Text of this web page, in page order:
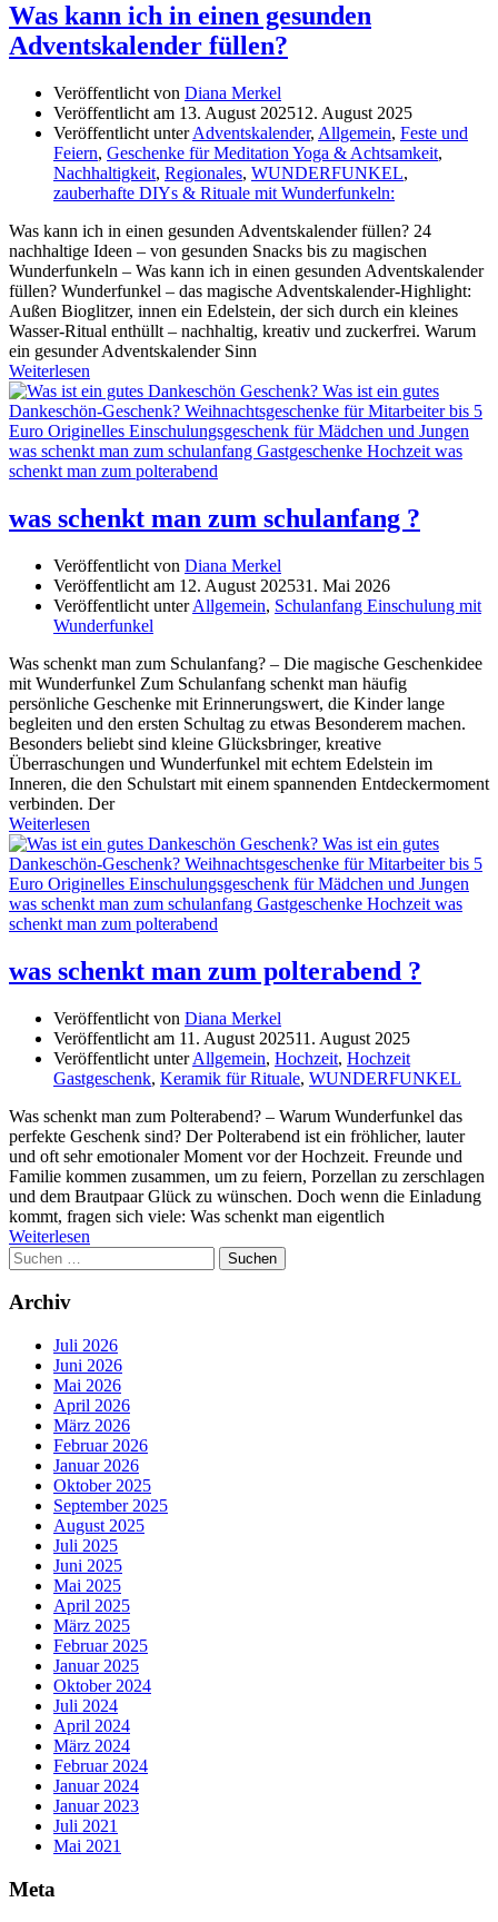
Was kann ich in einen gesunden
Adventskalender füllen?
Veröffentlicht von Diana Merkel
Veröffentlicht am 13. August 202512. August 2025
Veröffentlicht unterAdventskalender, Allgemein, Feste und
Feiern, Geschenke für Meditation Yoga & Achtsamkeit,
Nachhaltigkeit, Regionales, WUNDERFUNKEL,
zauberhafte DIYs & Rituale mit Wunderfunkeln:
Was kann ich in einen gesunden Adventskalender füllen? 24
nachhaltige Ideen – von gesunden Snacks bis zu magischen
Wunderfunkeln – Was kann ich in einen gesunden Adventskalender
füllen? Wunderfunkel – das magische Adventskalender-Highlight:
Außen Bioglitzer, innen ein Edelstein, der sich durch ein kleines
Wasser-Ritual enthüllt – nachhaltig, kreativ und zuckerfrei. Warum
ein gesunder Adventskalender Sinn
Weiterlesen
was schenkt man zum schulanfang ?
Veröffentlicht von Diana Merkel
Veröffentlicht am 12. August 202531. Mai 2026
Veröffentlicht unterAllgemein, Schulanfang Einschulung mit
Wunderfunkel
Was schenkt man zum Schulanfang? – Die magische Geschenkidee
mit Wunderfunkel Zum Schulanfang schenkt man häufig
persönliche Geschenke mit Erinnerungswert, die Kinder lange
begleiten und den ersten Schultag zu etwas Besonderem machen.
Besonders beliebt sind kleine Glücksbringer, kreative
Überraschungen und Wunderfunkel mit echtem Edelstein im
Inneren, die den Schulstart mit einem spannenden Entdeckermoment
verbinden. Der
Weiterlesen
was schenkt man zum polterabend ?
Veröffentlicht von Diana Merkel
Veröffentlicht am 11. August 202511. August 2025
Veröffentlicht unterAllgemein, Hochzeit, Hochzeit
Gastgeschenk, Keramik für Rituale, WUNDERFUNKEL
Was schenkt man zum Polterabend? – Warum Wunderfunkel das
perfekte Geschenk sind? Der Polterabend ist ein fröhlicher, lauter
und oft sehr emotionaler Moment vor der Hochzeit. Freunde und
Familie kommen zusammen, um zu feiern, Porzellan zu zerschlagen
und dem Brautpaar Glück zu wünschen. Doch wenn die Einladung
kommt, fragen sich viele: Was schenkt man eigentlich
Weiterlesen
Suchen
nach:
Archiv
Juli 2026
Juni 2026
Mai 2026
April 2026
März 2026
Februar 2026
Januar 2026
Oktober 2025
September 2025
August 2025
Juli 2025
Juni 2025
Mai 2025
April 2025
März 2025
Februar 2025
Januar 2025
Oktober 2024
Juli 2024
April 2024
März 2024
Februar 2024
Januar 2024
Januar 2023
Juli 2021
Mai 2021
Meta